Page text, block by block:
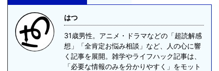
はつ
31歳男性。アニメ・ドラマなどの「超読解感
想」「全肯定お悩み相談」など、人の心に響
く記事を展開。雑学やライフハック記事は、
「必要な情報のみを分かりやすく」をモット